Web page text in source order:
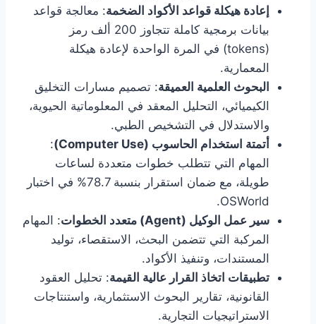
إعادة هيكلة قواعد الأكواد الضخمة: معالجة قواعد
بيانات برمجية كاملة تتجاوز 200 ألف رمز
(tokens) في المرة الواحدة لإعادة هيكلة
المعمارية.
البحوث العلمية العميقة: تصميم مسارات التخليق
الكيميائي، التحليل المعقد في المعلوماتية الحيوية،
والاستدلال في التشخيص الطبي.
أتمتة استخدام الحاسوب (Computer Use)
:
المهام التي تتطلب خطوات متعددة لساعات
طويلة، مع ضمان استقرار بنسبة 78.7% في اختبار
OSWorld.
سير عمل الوكيل (Agent) متعدد الخطوات
: المهام
المركبة التي تتضمن البحث، الاستقصاء، توليد
المستندات، وتنفيذ الأكواد.
تطبيقات اتخاذ القرار عالية القيمة: تحليل العقود
القانونية، تقارير البحوث الاستثمارية، واستنتاجات
الاستراتيجيات التجارية.